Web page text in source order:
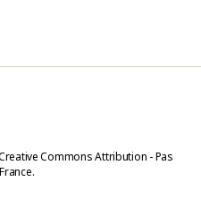
Commons Attribution - Pas